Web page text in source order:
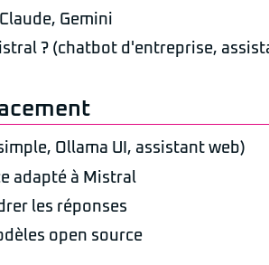
Gemini
? (chatbot d'entreprise,
Ollama UI, assistant web)
adapté à Mistral
les réponses
open source